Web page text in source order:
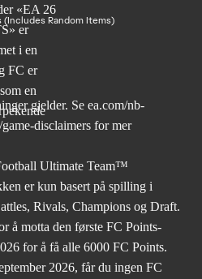
(Includes Random Items)
gjelder. Se ea.com/nb-
/game-disclaimers for mer
Ultimate Team™
er kun basert på spilling i
Rivals, Champions og Draft.
å motta den første FC Points-
for å få alle 6000 FC Points.
2026, får du ingen FC